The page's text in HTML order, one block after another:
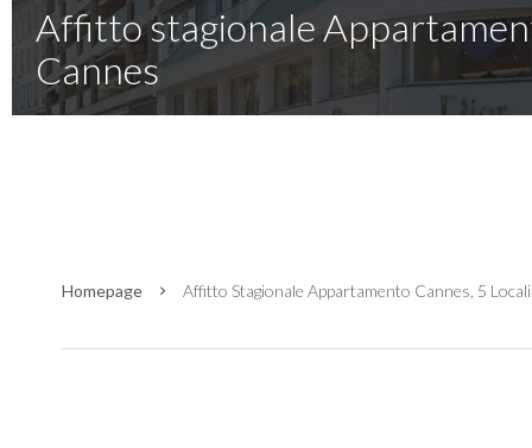
Affitto stagionale
Cannes
Homepage Affitto Stagionale Appartamento Cannes, 5